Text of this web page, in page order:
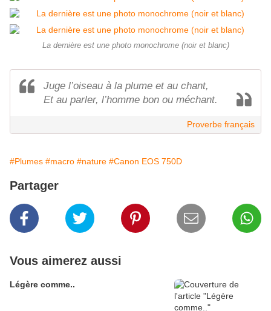
La dernière est une photo monochrome (noir et blanc)
Juge l’oiseau à la plume et au chant,
Et au parler, l’homme bon ou méchant.
Proverbe français
#Plumes #macro #nature #Canon EOS 750D
Partager
Vous aimerez aussi
Légère comme..